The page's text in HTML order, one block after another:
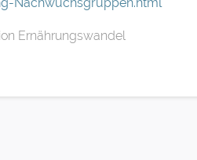
Nachwuchsgruppen.html
Ernährungswandel